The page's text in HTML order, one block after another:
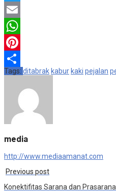
Twitter
Email
WhatsApp
Pinterest
Share
Tags: ditabrak kabur kaki pejalan
media
http://www.mediaamanat.com
Previous post
Konektifitas Sarana dan